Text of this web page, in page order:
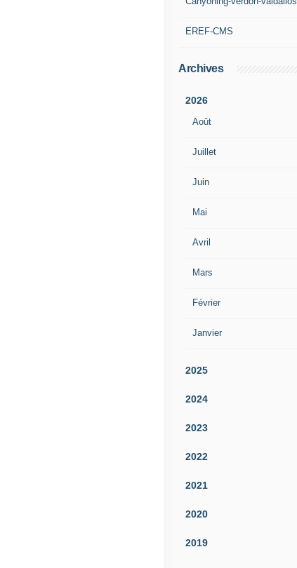
EREF-CMS
Archives
2026
Août
Juillet
Juin
Mai
Avril
Mars
Février
Janvier
2025
2024
2023
2022
2021
2020
2019